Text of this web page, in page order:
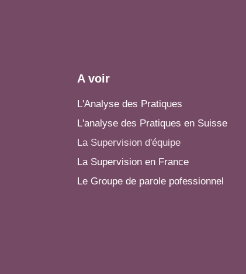
A voir
L'Analyse des Pratiques
L'analyse des Pratiques en Suisse
La Supervision d'équipe
La Supervision en France
Le Groupe de parole pofessionnel